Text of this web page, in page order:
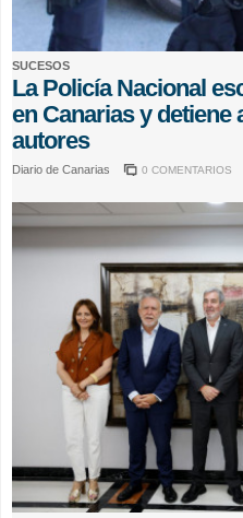
SUCESOS
La Policía Nacional
en Canarias y detiene
autores
Diario de Canarias 0 COMENTARIOS